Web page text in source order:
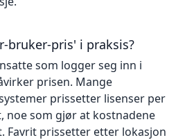
bruker-pris' i praksis?
som logger seg inn i
prisen. Mange
prissetter lisenser per
noe som gjør at kostnadene
Favrit prissetter etter lokasjon